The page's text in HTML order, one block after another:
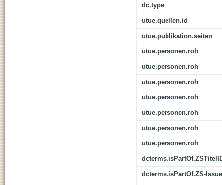
dc.type
utue.quellen.id
utue.publikation.seiten
utue.personen.roh
utue.personen.roh
utue.personen.roh
utue.personen.roh
utue.personen.roh
utue.personen.roh
utue.personen.roh
dcterms.isPartOf.ZS-Issue